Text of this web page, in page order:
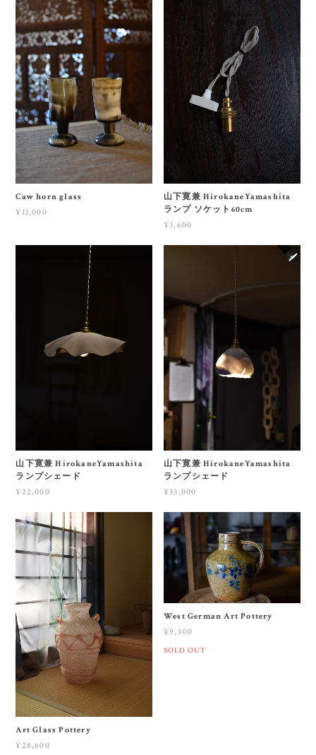
Caw horn glass
¥11,000
山下寛兼 HirokaneYamashita
ランプ ソケット60cm
¥3,600
山下寛兼 HirokaneYamashita
ランプシェード
¥22,000
山下寛兼 HirokaneYamashita
ランプシェード
¥33,000
Art Glass Pottery
¥28,600
West German Art Pottery
¥9,500
SOLD OUT